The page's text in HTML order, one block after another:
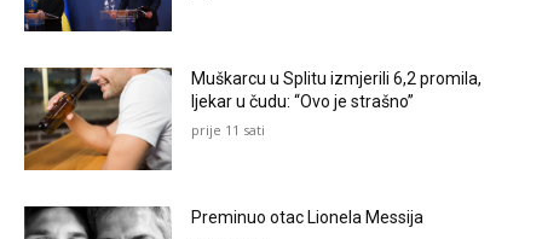
Muškarcu u Splitu izmjerili 6,2 promila,
ljekar u čudu: “Ovo je strašno”
prije 11 sati
Preminuo otac Lionela Messija